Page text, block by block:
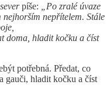
píše:
„Po zralé úvaze
nejhorším nepřítelem. Stále
doma, hladit kočku a číst
potřebná. Předat, co
gauči, hladit kočku a číst